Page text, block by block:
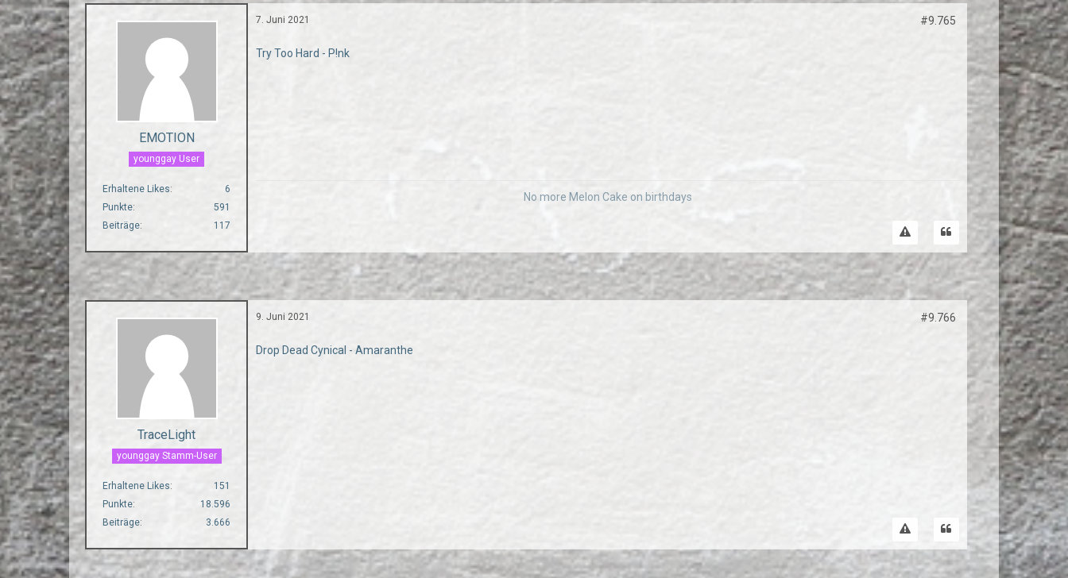
EMOTION
younggay User
Erhaltene Likes
6
Punkte
591
Beiträge
117
7. Juni 2021 #9.765
Try Too Hard - P!nk
No more Melon Cake on birthdays
TraceLight
younggay Stamm-User
Erhaltene Likes
151
Punkte
18.596
Beiträge
3.666
9. Juni 2021 #9.766
Drop Dead Cynical - Amaranthe